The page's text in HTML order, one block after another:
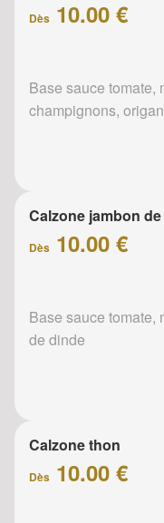
Dès 10.00 €
Base sauce tomate,
champignons, origan
Calzone jambon
Dès 10.00 €
Base sauce tomate,
de dinde
Calzone thon
Dès 10.00 €